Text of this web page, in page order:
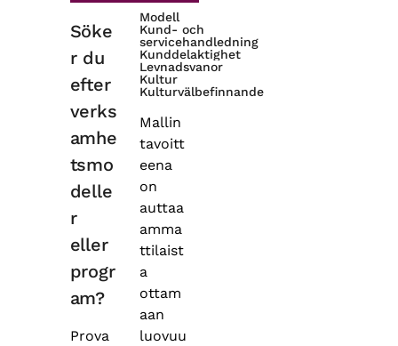
Söke
r du
efter
verks
amhe
tsmo
delle
r
eller
progr
am?
Prova
Modell
Kund- och
servicehandledning
Kunddelaktighet
Levnadsvanor
Kultur
Kulturvälbefinnande
Mallin
tavoitt
eena
on
auttaa
amma
ttilaist
a
ottam
aan
luovuu